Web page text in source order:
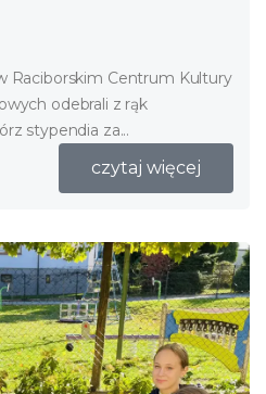
Raciborskim Centrum Kultury
odebrali z rąk
stypendia za...
czytaj więcej